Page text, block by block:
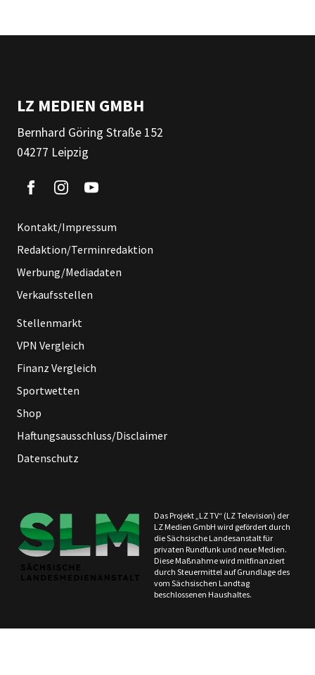
LZ MEDIEN GMBH
Bernhard Göring Straße 152
04277 Leipzig
Kontakt/Impressum
Redaktion/Terminredaktion
Werbung/Mediadaten
Verkaufsstellen
Stellenmarkt
VPN Vergleich
Finanz Vergleich
Sportwetten
Shop
Haftungsausschluss/Disclaimer
Datenschutz
Das Projekt „LZ TV“ (LZ Television) der
LZ Medien GmbH wird gefördert durch
die Sächsische Landesanstalt für
privaten Rundfunk und neue Medien.
Diese Maßnahme wird mitfinanziert
durch Steuermittel auf Grundlage des
vom Sächsischen Landtag
beschlossenen Haushaltes.